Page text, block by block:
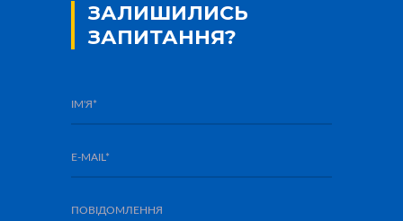
ЗАЛИШИЛИСЬ
ЗАПИТАННЯ?